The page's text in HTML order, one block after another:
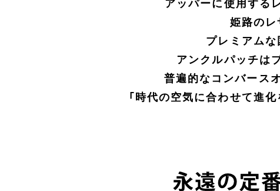
アッパーに使用する
姫路の
プレミアムな
アンクルパッチは
普遍的なコンバース
「時代の空気に合わせて進